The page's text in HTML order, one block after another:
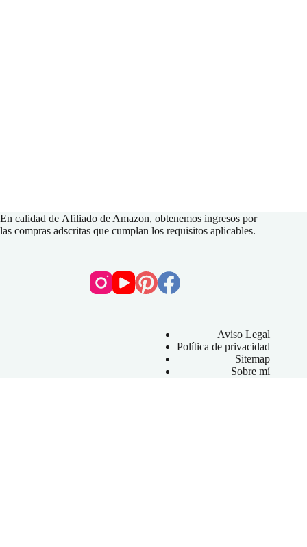
En calidad de Afiliado de Amazon, obtenemos ingresos por
las compras adscritas que cumplan los requisitos aplicables.
Aviso Legal
Política de privacidad
Sitemap
Sobre mí